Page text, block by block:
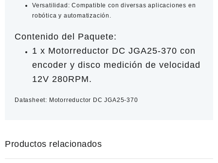
Versatilidad : Compatible con diversas aplicaciones en
robótica y automatización.
Contenido del Paquete:
1 x Motorreductor DC JGA25-370 con
encoder y disco medición de velocidad
12V 280RPM.
Datasheet: Motorreductor DC JGA25-370
Productos relacionados